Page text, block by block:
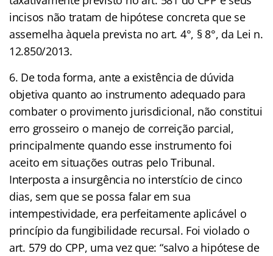
incisos não tratam de hipótese concreta que se
assemelha àquela prevista no art. 4°, § 8°, da Lei n.
12.850/2013.
6. De toda forma, ante a existência de dúvida
objetiva quanto ao instrumento adequado para
combater o provimento jurisdicional, não constitui
erro grosseiro o manejo de correição parcial,
principalmente quando esse instrumento foi
aceito em situações outras pelo Tribunal.
Interposta a insurgência no interstício de cinco
dias, sem que se possa falar em sua
intempestividade, era perfeitamente aplicável o
princípio da fungibilidade recursal. Foi violado o
art. 579 do CPP, uma vez que: “salvo a hipótese de